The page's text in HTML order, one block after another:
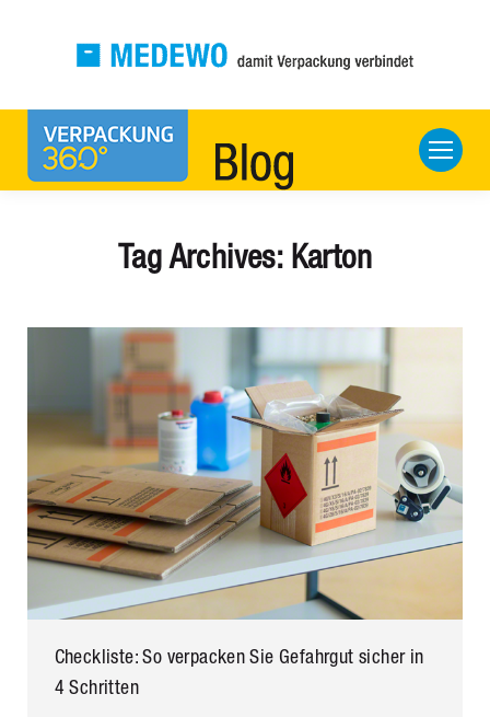
Tag Archives: Karton
Checkliste: So verpacken Sie Gefahrgut sicher in
4 Schritten